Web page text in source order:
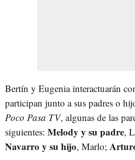
Bertín y Eugenia interactuarán
participan junto a sus padres o
Poco Pasa TV, algunas de las
siguientes: Melody y su padre,
Navarro y su hijo, Marlo;